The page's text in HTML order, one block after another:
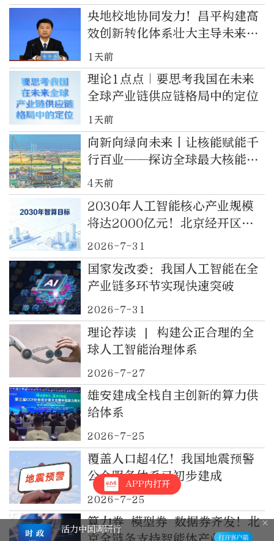
央地校地协同发力！昌平构建高
效创新转化体系壮大主导未来产
业
1天前
理论1点点｜要思考我国在未来
全球产业链供应链格局中的定位
1天前
向新向绿向未来丨让核能赋能千
行百业——探访全球最大核能与
石化产业大规模耦合示范基地
4天前
2030年人工智能核心产业规模
将达2000亿元！北京经开区官
宣“人工智能+”行动新蓝图
2026-7-31
国家发改委：我国人工智能在全
产业链多环节实现快速突破
2026-7-31
理论荐读 | 构建公正合理的全
球人工智能治理体系
2026-7-27
雄安建成全栈自主创新的算力供
给体系
2026-7-25
覆盖人口超4亿！我国地震预警
公众服务体系已初步建成
2026-7-25
算力券 模型券 数据券齐发！北
APP内打开
活力中国调研行